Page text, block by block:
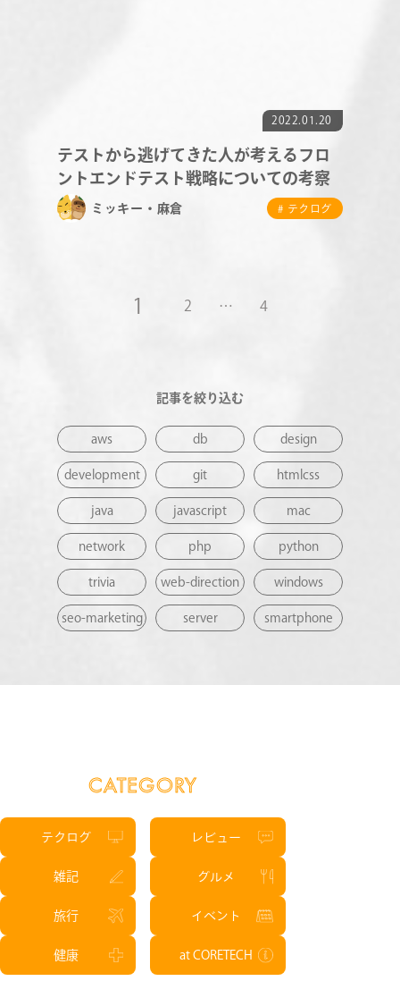
2022.01.20
テストから逃げてきた人が考えるフロ
ントエンドテスト戦略についての考察
ミッキー・麻倉 # テクログ
1 2 … 4
記事を絞り込む
aws db design
development git htmlcss
java javascript mac
network php python
trivia web-direction windows
seo-marketing server smartphone
CATEGORY
テクログ レビュー
雑記 グルメ
旅行 イベント
健康 at CORETECH